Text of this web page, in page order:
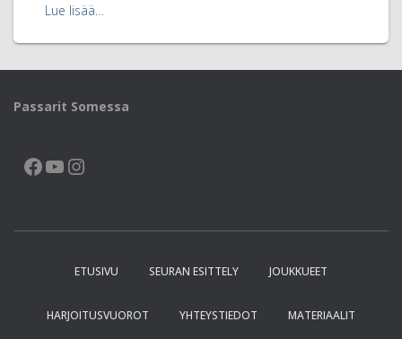
Lue lisää…
Passarit Somessa
FACEBOOK YOUTUBE
ETUSIVU SEURAN ESITTELY JOUKKUEET
HARJOITUSVUOROT YHTEYSTIEDOT MATERIAALIT